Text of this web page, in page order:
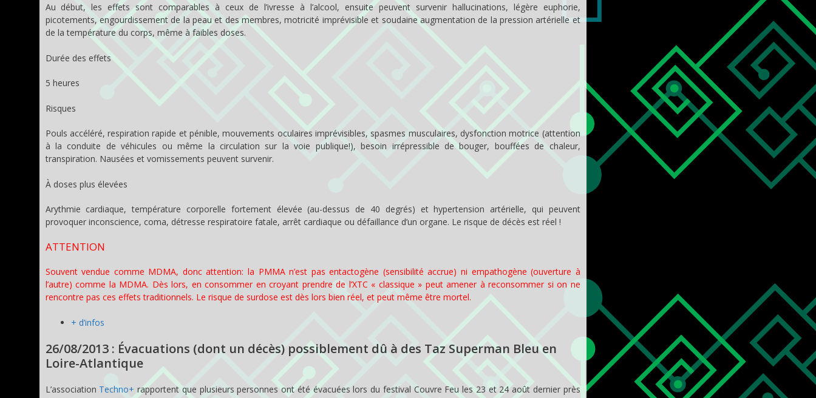
Au début, les effets sont comparables à ceux de l’ivresse à l’alcool, ensuite peuvent survenir hallucinations, légère euphorie,
picotements, engourdissement de la peau et des membres, motricité imprévisible et soudaine augmentation de la pression artérielle et
de la température du corps, même à faibles doses.
Durée des effets
5 heures
Risques
Pouls accéléré, respiration rapide et pénible, mouvements oculaires imprévisibles, spasmes musculaires, dysfonction motrice (attention
à la conduite de véhicules ou même la circulation sur la voie publique!), besoin irrépressible de bouger, bouffées de chaleur,
transpiration. Nausées et vomissements peuvent survenir.
À doses plus élevées
Arythmie cardiaque, température corporelle fortement élevée (au-dessus de 40 degrés) et hypertension artérielle, qui peuvent
provoquer inconscience, coma, détresse respiratoire fatale, arrêt cardiaque ou défaillance d’un organe. Le risque de décès est réel !
ATTENTION
Souvent vendue comme MDMA, donc attention: la PMMA n’est pas entactogène (sensibilité accrue) ni empathogène (ouverture à
l’autre) comme la MDMA. Dès lors, en consommer en croyant prendre de l’XTC « classique » peut amener à reconsommer si on ne
rencontre pas ces effets traditionnels. Le risque de surdose est dès lors bien réel, et peut même être mortel.
+ d’infos
26/08/2013 : Évacuations (dont un décès) possiblement dû à des Taz Superman Bleu en
Loire-Atlantique
L’association Techno+ rapportent que plusieurs personnes ont été évacuées lors du festival Couvre Feu les 23 et 24 août dernier près